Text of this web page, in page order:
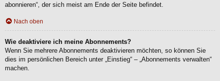
abonnieren“, der sich meist am Ende der Seite befindet.
Nach oben
Wie deaktiviere ich meine Abonnements?
Wenn Sie mehrere Abonnements deaktivieren möchten, so können Sie
dies im persönlichen Bereich unter „Einstieg“ – „Abonnements verwalten“
machen.